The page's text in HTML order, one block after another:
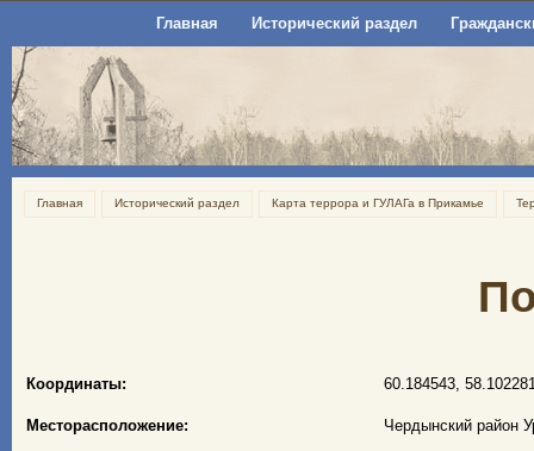
Главная Исторический раздел
Главная Исторический раздел Карта террора и ГУЛАГа в Прикамье
Координаты: 60.184543,
Месторасположение: Чердынский район